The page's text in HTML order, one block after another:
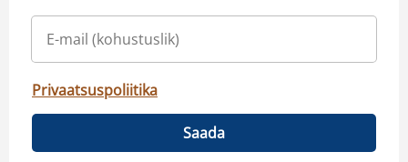
Privaatsuspoliitika
Saada